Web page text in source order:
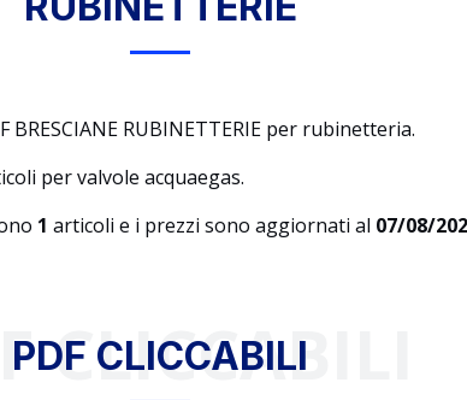
BRESCIANE RUBINETTERIE per rubinetteria.
per valvole acquaegas.
1 articoli e i prezzi sono aggiornati al 07/08/
CLICCABILI
PDF CLICCABILI